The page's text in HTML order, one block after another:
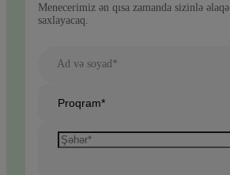
Menecerimiz ən qısa zamanda sizinlə əlaqə
saxlayacaq.
Ad və soyad*
Proqram*